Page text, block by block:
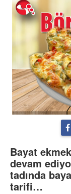
Bayat
devam
tadında
tarifi…